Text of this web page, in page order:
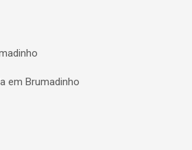
em Brumadinho